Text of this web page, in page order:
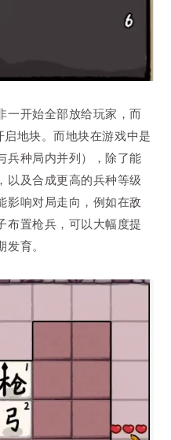
一开始全部放给玩家，而
地块。而地块在游戏中是
兵种局内并列），除了能
以及合成更高的兵种等级
影响对局走向，例如在敌
布置枪兵，可以大幅度提
育。